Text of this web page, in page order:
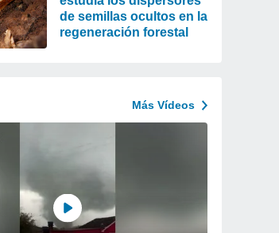
de semillas ocultos en la
regeneración forestal
Más Vídeos